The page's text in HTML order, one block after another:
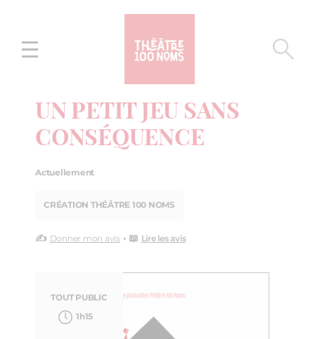
menu
UN PETIT JEU SANS
CONSÉQUENCE
Actuellement
CRÉATION THÉÂTRE 100 NOMS
✍️ Donner mon avis• 📖 Lire les avis
TOUT PUBLIC
1h15